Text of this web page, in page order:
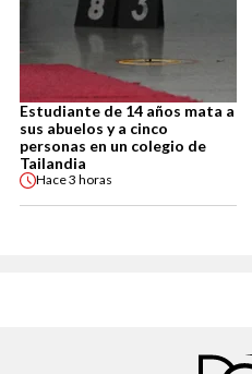
Estudiante de 14 años mata a
sus abuelos y a cinco
personas en un colegio de
Tailandia
Hace3 horas